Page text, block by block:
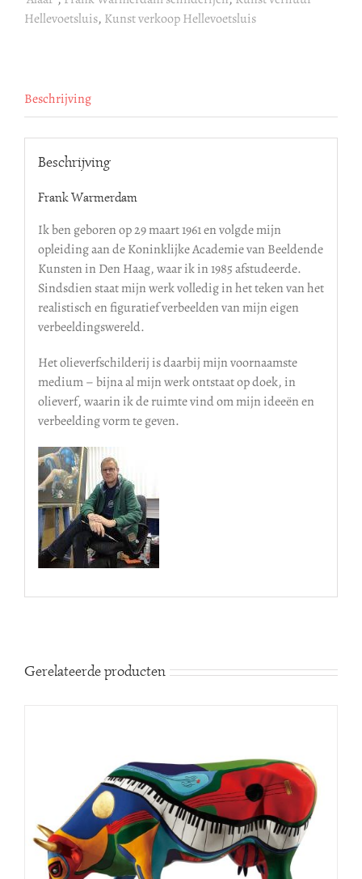
Hellevoetsluis, Kunst verkoop Hellevoetsluis
Beschrijving
Beschrijving
Frank Warmerdam
Ik ben geboren op 29 maart 1961 en volgde mijn
opleiding aan de Koninklijke Academie van Beeldende
Kunsten in Den Haag, waar ik in 1985 afstudeerde.
Sindsdien staat mijn werk volledig in het teken van het
realistisch en figuratief verbeelden van mijn eigen
verbeeldingswereld.
Het olieverfschilderij is daarbij mijn voornaamste
medium – bijna al mijn werk ontstaat op doek, in
olieverf, waarin ik de ruimte vind om mijn ideeën en
verbeelding vorm te geven.
Gerelateerde producten